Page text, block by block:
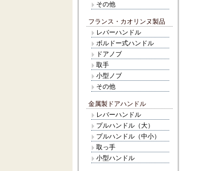
その他
フランス・カオリンヌ製品
レバーハンドル
ボルドー式ハンドル
ドアノブ
取手
小型ノブ
その他
金属製ドアハンドル
レバーハンドル
プルハンドル（大）
プルハンドル（中小）
取っ手
小型ハンドル